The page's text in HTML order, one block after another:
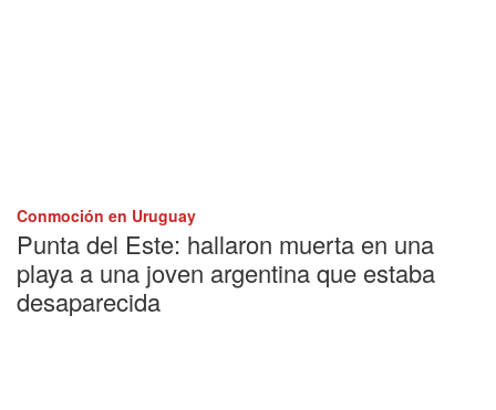
Conmoción en Uruguay
Punta del Este: hallaron muerta en una
playa a una joven argentina que estaba
desaparecida